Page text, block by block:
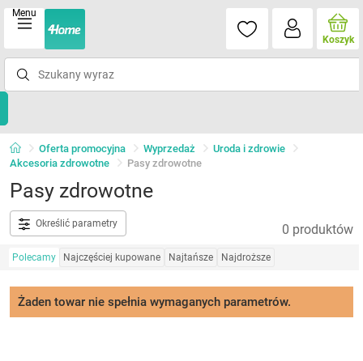
Menu
Koszyk
Oferta promocyjna Wyprzedaż
Uroda i zdrowie
Akcesoria zdrowotne
Pasy zdrowotne
Pasy zdrowotne
Określić parametry 0 produktów
Polecamy Najczęściej kupowane Najtańsze Najdroższe
Żaden towar nie spełnia wymaganych parametrów.